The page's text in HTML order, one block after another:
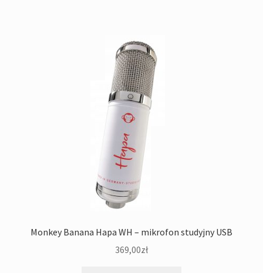
Monkey Banana Hapa WH – mikrofon studyjny USB
369,00zł